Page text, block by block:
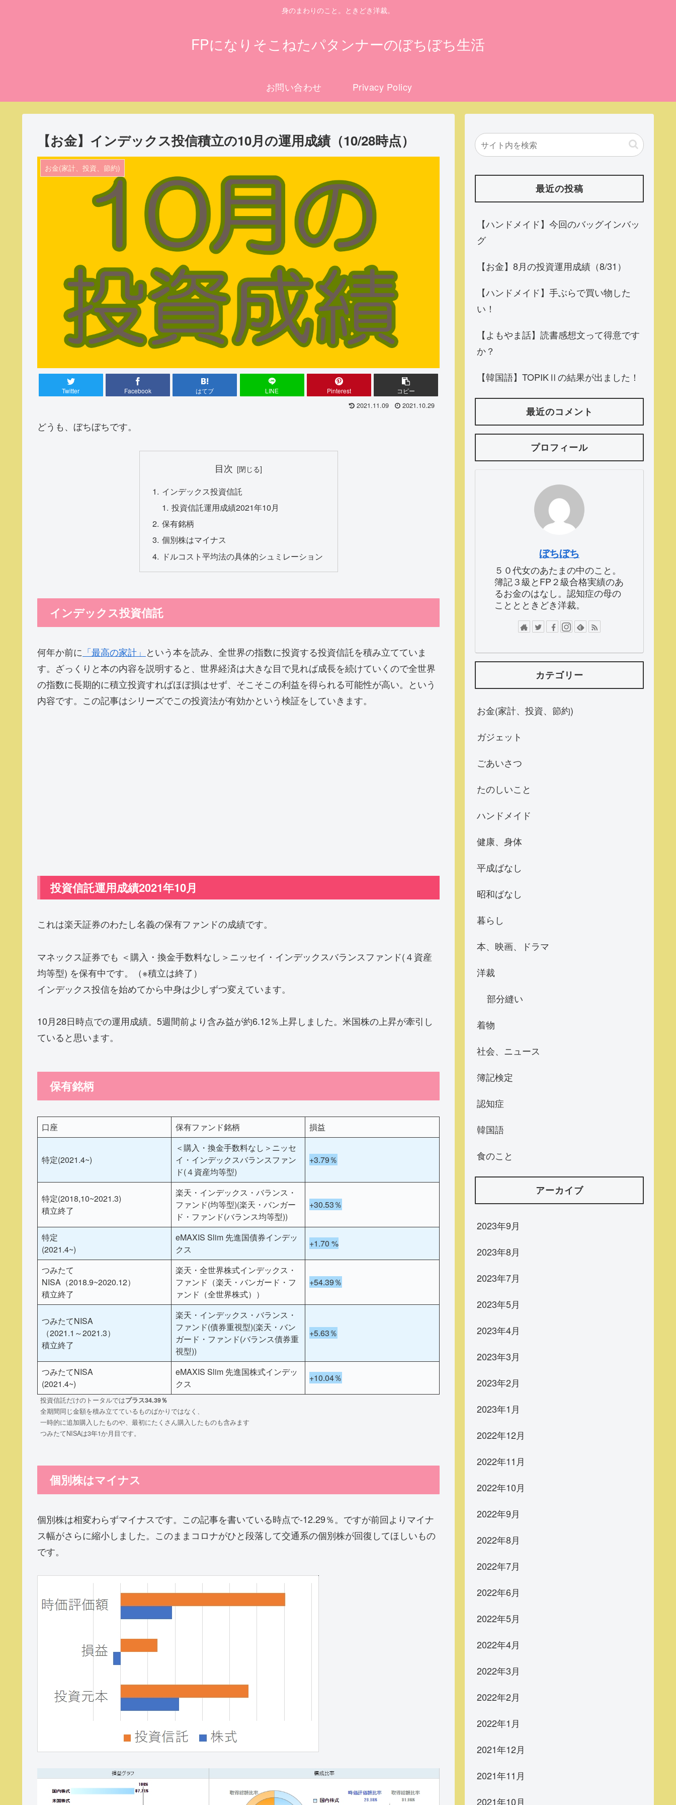
身のまわりのこと。ときどき洋裁。
FPになりそこねたパタンナーのぼちぼち生活
お問い合わせ Privacy Policy
【お金】インデックス投信積立の10月の運用成績（10/28時点）
お金(家計、投資、節約)
Twitter Facebook はてブ LINE Pinterest コピー
2021.11.09 2021.10.29
どうも、ぼちぼちです。
目次
インデックス投資信託
投資信託運用成績2021年10月
保有銘柄
個別株はマイナス
ドルコスト平均法の具体的シュミレーション
インデックス投資信託
何年か前に 「最高の家計」 という本を読み、全世界の指数に投資する投資信託を積み立てていま
す。ざっくりと本の内容を説明すると、世界経済は大きな目で見れば成長を続けていくので全世界
の指数に長期的に積立投資すればほぼ損はせず、そこそこの利益を得られる可能性が高い。という
内容です。この記事はシリーズでこの投資法が有効かという検証をしていきます。
投資信託運用成績2021年10月
これは楽天証券のわたし名義の保有ファンドの成績です。
マネックス証券でも ＜購入・換金手数料なし＞ニッセイ・インデックスバランスファンド(４資産
均等型) を保有中です。（※積立は終了）
インデックス投信を始めてから中身は少しずつ変えています。
10月28日時点での運用成績。5週間前より含み益が約6.12％上昇しました。米国株の上昇が牽引し
ていると思います。
保有銘柄
口座 保有ファンド銘柄 損益
特定(2021.4~)
＜購入・換金手数料なし＞ニッセ
イ・インデックスバランスファン
ド(４資産均等型)
+3.79％
特定(2018,10~2021.3)
積立終了
楽天・インデックス・バランス・
ファンド(均等型)(楽天・バンガー
ド・ファンド(バランス均等型))
+30.53％
特定
(2021.4~)
eMAXIS Slim 先進国債券インデッ
クス
+1.70 %
つみたて
NISA（2018.9~2020.12）
積立終了
楽天・全世界株式インデックス・
ファンド（楽天・バンガード・フ
ァンド（全世界株式））
+54.39％
つみたてNISA
（2021.1～2021.3）
積立終了
楽天・インデックス・バランス・
ファンド(債券重視型)(楽天・バン
ガード・ファンド(バランス債券重
視型))
+5.63％
つみたてNISA
(2021.4~)
eMAXIS Slim 先進国株式インデッ
クス
+10.04％
投資信託だけのトータルではプラス34.39％
全期間同じ金額を積み立てているものばかりではなく、
一時的に追加購入したものや、最初にたくさん購入したものも含みます
つみたてNISAは3年1か月目です。
個別株はマイナス
個別株は相変わらずマイナスです。この記事を書いている時点で-12.29％。ですが前回よりマイナ
ス幅がさらに縮小しました。このままコロナがひと段落して交通系の個別株が回復してほしいもの
です。
最近の投稿
【ハンドメイド】今回のバッグインバッ
グ
【お金】8月の投資運用成績（8/31）
【ハンドメイド】手ぶらで買い物した
い！
【よもやま話】読書感想文って得意です
か？
【韓国語】TOPIKⅡの結果が出ました！
最近のコメント
プロフィール
ぼちぼち
５０代女のあたまの中のこと。
簿記３級とFP２級合格実績のあ
るお金のはなし。認知症の母の
こととときどき洋裁。
カテゴリー
お金(家計、投資、節約)
ガジェット
ごあいさつ
たのしいこと
ハンドメイド
健康、身体
平成ばなし
昭和ばなし
暮らし
本、映画、ドラマ
洋裁
部分縫い
着物
社会、ニュース
簿記検定
認知症
韓国語
食のこと
アーカイブ
2023年9月
2023年8月
2023年7月
2023年5月
2023年4月
2023年3月
2023年2月
2023年1月
2022年12月
2022年11月
2022年10月
2022年9月
2022年8月
2022年7月
2022年6月
2022年5月
2022年4月
2022年3月
2022年2月
2022年1月
2021年12月
2021年11月
2021年10月